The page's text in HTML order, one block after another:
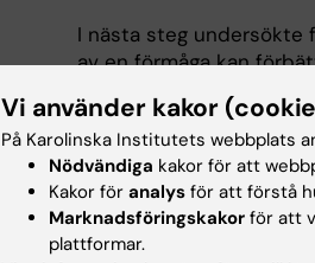
I nästa steg undersökte
av en förmåga kan
förstå grammatiskt
Nu gjorde deltagarna
motorisk träning med
övningar utan
Vi använder kakor
På Karolinska Institutets webbplats
Nödvändiga kakor för att
Kakor för analys för att förstå
Marknadsföringskakor för att
plattformar.